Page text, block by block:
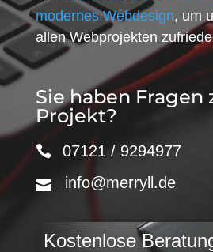
modernes Webdesign, um
allen Webprojekten
Sie haben Fragen
Projekt?
07121 / 9294977
info@merryll.de
Kostenlose